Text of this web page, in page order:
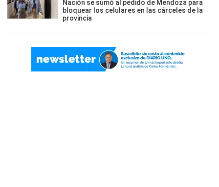
Nación se sumó al pedido de Mendoza para
bloquear los celulares en las cárceles de la
provincia